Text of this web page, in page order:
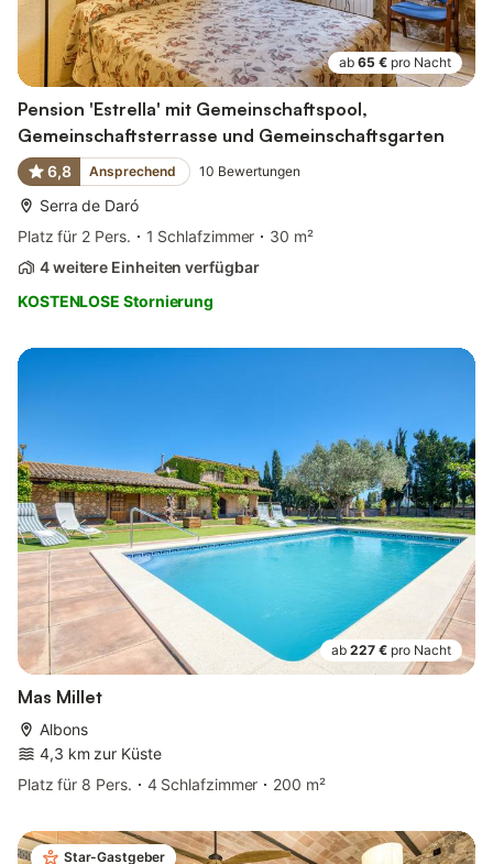
ab 65 € pro Nacht
Pension 'Estrella' mit Gemeinschaftspool,
Gemeinschaftsterrasse und Gemeinschaftsgarten
6,8 Ansprechend 10 Bewertungen
Serra de Daró
Platz für 2 Pers.
1 Schlafzimmer
30 m²
4 weitere Einheiten verfügbar
KOSTENLOSE Stornierung
ab 227 € pro Nacht
Mas Millet
Albons
4,3 km zur Küste
Platz für 8 Pers.
4 Schlafzimmer 200 m²
Star-Gastgeber